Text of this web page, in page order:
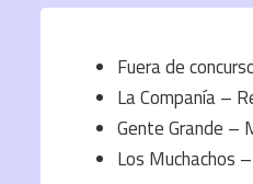
Fuera de
La Companía –
Gente Grande –
Los Muchachos